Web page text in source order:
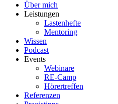
Über mich
Leistungen
Lastenhefte
Mentoring
Wissen
Podcast
Events
Webinare
RE-Camp
Hörertreffen
Referenzen